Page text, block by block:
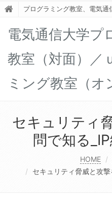
プログラミング教室、電気通
電気通信大学プ
教室（対面）／
ミング教室（オ
セキュリティ
問で知る
HOME
セキュリティ脅威と攻